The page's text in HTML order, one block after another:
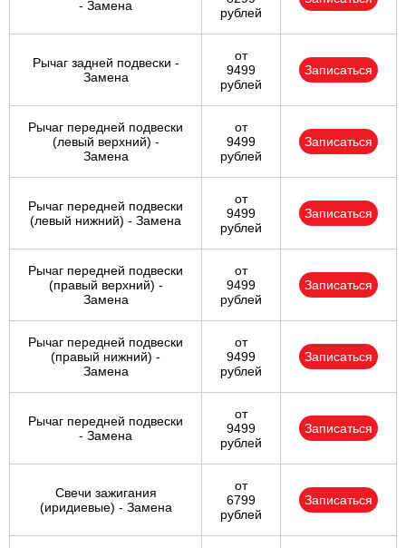
- Замена
рублей
Рычаг задней подвески -
Замена
от
9499
рублей
Записаться
Рычаг передней подвески
(левый верхний) -
Замена
от
9499
рублей
Записаться
Рычаг передней подвески
(левый нижний) - Замена
от
9499
рублей
Записаться
Рычаг передней подвески
(правый верхний) -
Замена
от
9499
рублей
Записаться
Рычаг передней подвески
(правый нижний) -
Замена
от
9499
рублей
Записаться
Рычаг передней подвески
- Замена
от
9499
рублей
Записаться
Свечи зажигания
(иридиевые) - Замена
от
6799
рублей
Записаться